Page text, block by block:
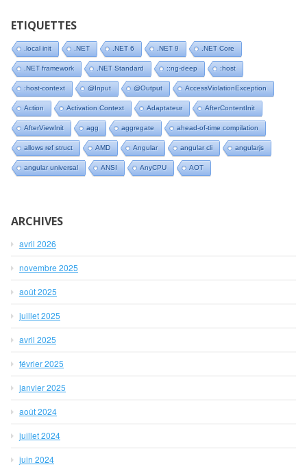
ETIQUETTES
.local init .NET .NET 6 .NET 9 .NET Core
.NET framework .NET Standard ::ng-deep :host
:host-context @Input @Output AccessViolationException
Action Activation Context Adaptateur AfterContentInit
AfterViewInit agg aggregate ahead-of-time compilation
allows ref struct AMD Angular angular cli angularjs
angular universal ANSI AnyCPU AOT
ARCHIVES
avril 2026
novembre 2025
août 2025
juillet 2025
avril 2025
février 2025
janvier 2025
août 2024
juillet 2024
juin 2024